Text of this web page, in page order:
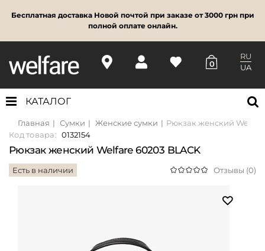
Бесплатная доставка Новой почтой при заказе от 3000 грн при
полной оплате онлайн.
0
RU
UA
КАТАЛОГ
Главная Сумки Женские сумки
Рюкзак женский
Код товара: 0132154
Рюкзак женский Welfare 60203 BLACK
Есть в наличии Отзывы (0)